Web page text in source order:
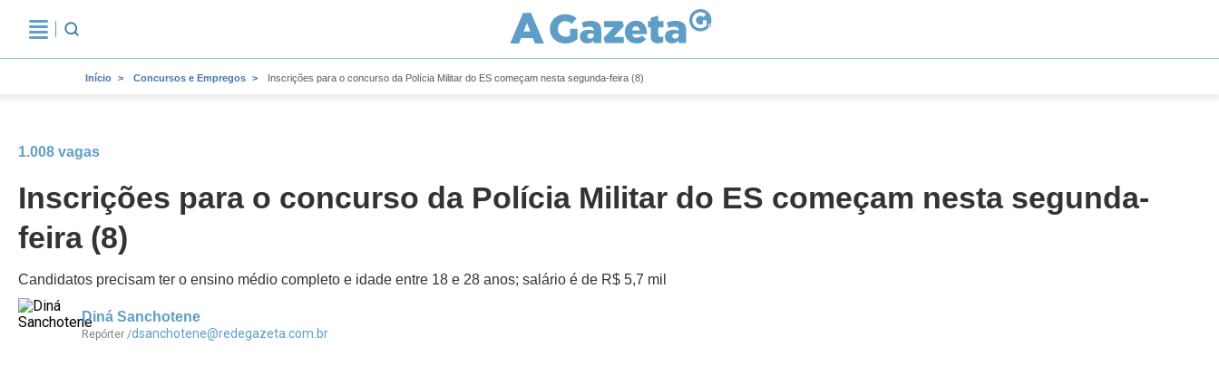
Início Concursos e Empregos Inscrições para o concurso da Polícia Militar do ES começam nesta segunda-feira (8)
1.008 vagas
Inscrições para o concurso da Polícia Militar do ES começam nesta segunda-
feira (8)
Candidatos precisam ter o ensino médio completo e idade entre 18 e 28 anos; salário é de R$ 5,7 mil
Diná Sanchotene
Repórter /dsanchotene@redegazeta.com.br